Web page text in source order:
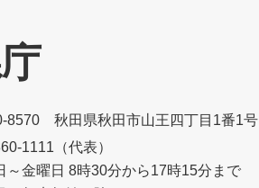
8570 秋田県秋田市山王四丁目1番1号
1111（代表）
～金曜日 8時30分から17時15分まで